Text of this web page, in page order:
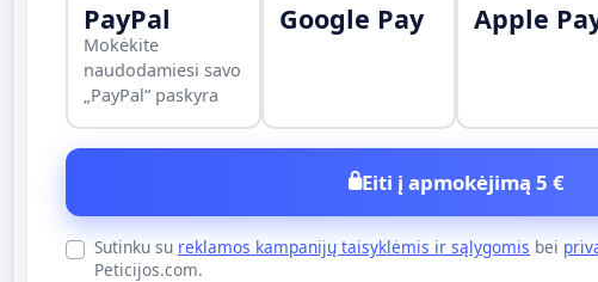
PayPal
Mokėkite
naudodamiesi savo
„PayPal“ paskyra
Google Pay Apple
Eiti į apmokėjimą 5 €
Sutinku su reklamos kampanijų taisyklėmis ir sąlygomis bei
Peticijos.com.